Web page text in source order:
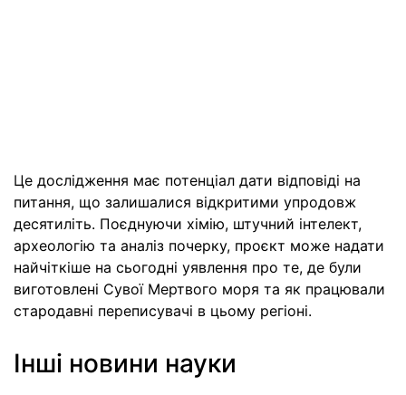
Це дослідження має потенціал дати відповіді на
питання, що залишалися відкритими упродовж
десятиліть. Поєднуючи хімію, штучний інтелект,
археологію та аналіз почерку, проєкт може надати
найчіткіше на сьогодні уявлення про те, де були
виготовлені Сувої Мертвого моря та як працювали
стародавні переписувачі в цьому регіоні.
Інші новини науки